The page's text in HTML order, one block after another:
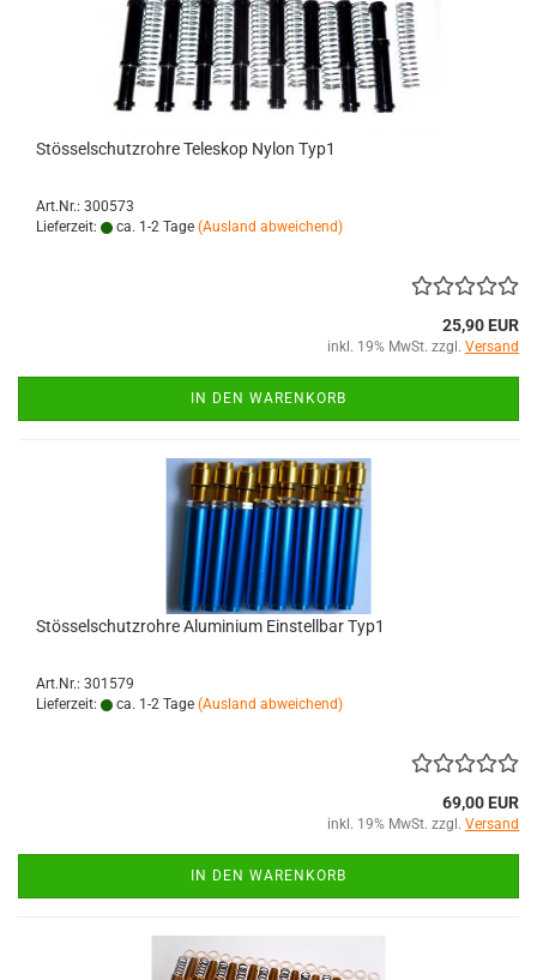
Stösselschutzrohre Teleskop Nylon Typ1
Art.Nr.: 300573
Lieferzeit:
ca. 1-2 Tage (Ausland abweichend)
25,90 EUR
inkl. 19% MwSt. zzgl. Versand
IN DEN WARENKORB
Stösselschutzrohre Aluminium Einstellbar Typ1
Art.Nr.: 301579
Lieferzeit:
ca. 1-2 Tage (Ausland abweichend)
69,00 EUR
inkl. 19% MwSt. zzgl. Versand
IN DEN WARENKORB